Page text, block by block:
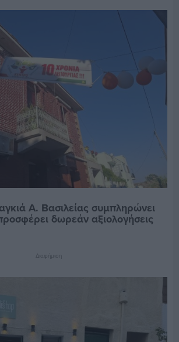
Α. Βασιλείας συμπληρώνει
δωρεάν αξιολογήσεις
Διαφήμιση